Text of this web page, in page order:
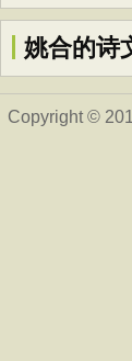
姚合的诗
Copyright ©